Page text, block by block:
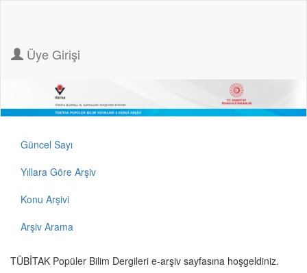
Üye Girişi
Güncel Sayı
Yıllara Göre Arşiv
Konu Arşivi
Arşiv Arama
TÜBİTAK Popüler Bilim Dergileri e-arşiv sayfasına hoşgeldiniz.